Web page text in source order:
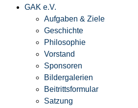
GAK e.V.
Aufgaben & Ziele
Geschichte
Philosophie
Vorstand
Sponsoren
Bildergalerien
Beitrittsformular
Satzung